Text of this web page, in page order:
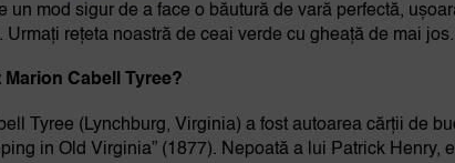
un mod sigur de a face o băutură de vară perfectă,
Urmați rețeta noastră de ceai verde cu gheață de mai jos.
Cabell Tyree?
Tyree (Lynchburg, Virginia) a fost autoarea cărții de
in Old Virginia” (1877). Nepoată a lui Patrick Henry,